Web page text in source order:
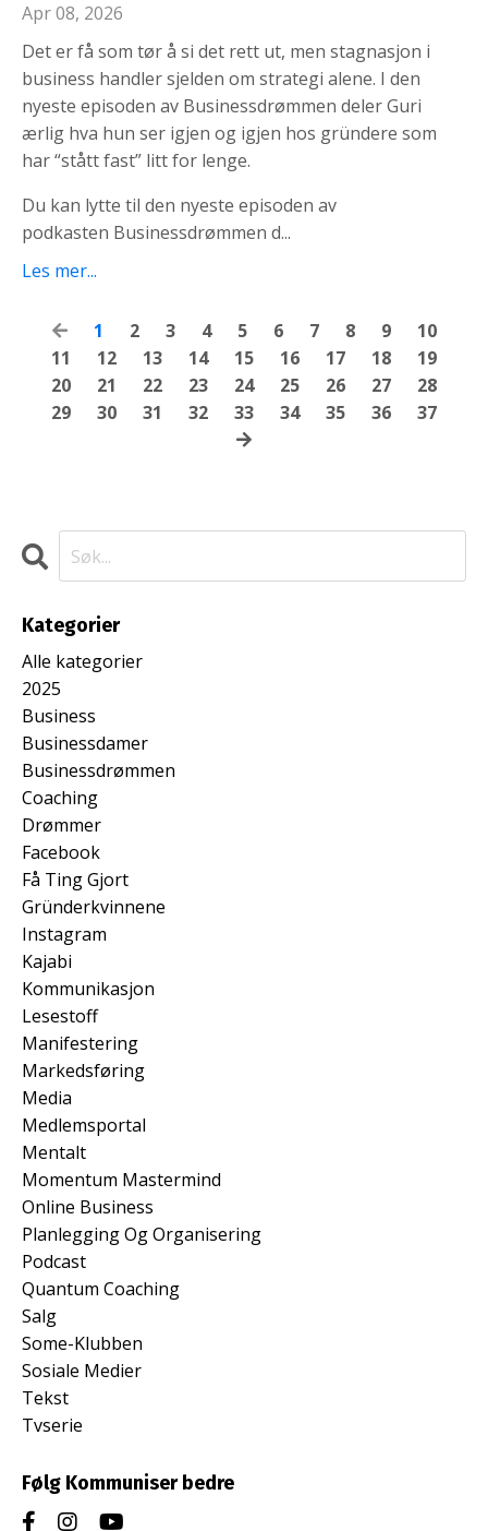
Apr 08, 2026
Det er få som tør å si det rett ut, men stagnasjon i
business handler sjelden om strategi alene. I den
nyeste episoden av Businessdrømmen deler Guri
ærlig hva hun ser igjen og igjen hos gründere som
har “stått fast” litt for lenge.
Du kan lytte til den nyeste episoden av
podkasten Businessdrømmen d...
Les mer...
1 2 3 4 5 6 7 8 9
10
11
12 13 14 15 16 17 18
19
20
21 22 23 24 25 26 27
28
29
30 31 32 33 34 35 36 37
Kategorier
Alle kategorier
2025
Business
Businessdamer
Businessdrømmen
Coaching
Drømmer
Facebook
Få Ting Gjort
Gründerkvinnene
Instagram
Kajabi
Kommunikasjon
Lesestoff
Manifestering
Markedsføring
Media
Medlemsportal
Mentalt
Momentum Mastermind
Online Business
Planlegging Og Organisering
Podcast
Quantum Coaching
Salg
Some-Klubben
Sosiale Medier
Tekst
Tvserie
Følg Kommuniser bedre